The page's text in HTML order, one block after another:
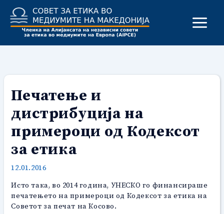
content
Печатење и
дистрибуција на
примероци од Кодексот
за етика
12.01.2016
Исто така, во 2014 година, УНЕСКО го финансираше
печатењето на примероци од Кодексот за етика на
Советот за печат на Косово.